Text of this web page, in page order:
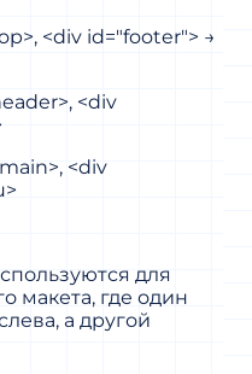
<div id="footer"> →
<div
<div
для
макета, где один
а другой